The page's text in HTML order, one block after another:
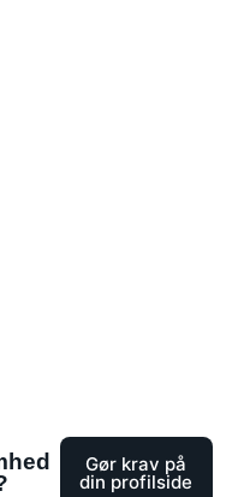
Gør krav på
din profilside